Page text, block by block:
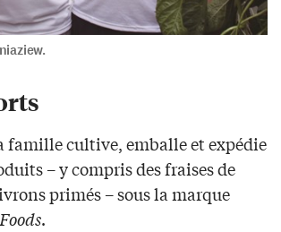
famille cultive, emballe et expédie
– y compris des fraises de
primés – sous la marque
.